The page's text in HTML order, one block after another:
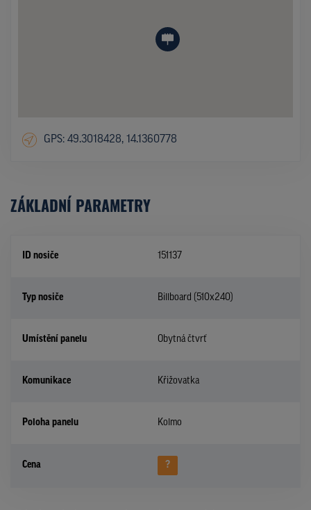
GPS: 49.3018428, 14.1360778
ZÁKLADNÍ PARAMETRY
ID nosiče 151137
Typ nosiče Billboard (510x240)
Umístění panelu Obytná čtvrť
Komunikace Křižovatka
Poloha panelu Kolmo
Cena ?